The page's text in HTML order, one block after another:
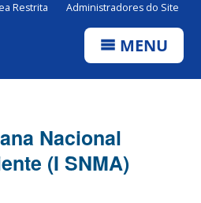
Restrita Administradores do Site
MENU
Nacional
(I SNMA)